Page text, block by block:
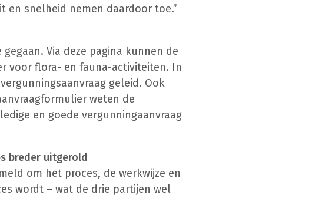
en snelheid nemen daardoor toe.”
Via deze pagina kunnen de
voor flora- en fauna-activiteiten. In
geleid. Ook
weten de
en goede vergunningaanvraag
breder uitgerold
om het proces, de werkwijze en
wordt – wat de drie partijen wel